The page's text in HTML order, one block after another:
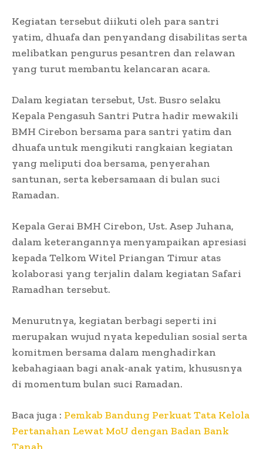
Kegiatan tersebut diikuti oleh para santri
yatim, dhuafa dan penyandang disabilitas serta
melibatkan pengurus pesantren dan relawan
yang turut membantu kelancaran acara.
Dalam kegiatan tersebut, Ust. Busro selaku
Kepala Pengasuh Santri Putra hadir mewakili
BMH Cirebon bersama para santri yatim dan
dhuafa untuk mengikuti rangkaian kegiatan
yang meliputi doa bersama, penyerahan
santunan, serta kebersamaan di bulan suci
Ramadan.
Kepala Gerai BMH Cirebon, Ust. Asep Juhana,
dalam keterangannya menyampaikan apresiasi
kepada Telkom Witel Priangan Timur atas
kolaborasi yang terjalin dalam kegiatan Safari
Ramadhan tersebut.
Menurutnya, kegiatan berbagi seperti ini
merupakan wujud nyata kepedulian sosial serta
komitmen bersama dalam menghadirkan
kebahagiaan bagi anak-anak yatim, khususnya
di momentum bulan suci Ramadan.
Baca juga : Pemkab Bandung Perkuat Tata Kelola
Pertanahan Lewat MoU dengan Badan Bank